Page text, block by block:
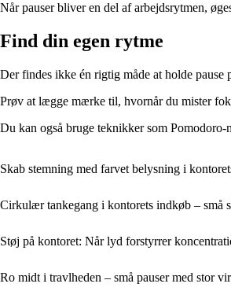
Når pauser bliver en del af arbejdsrytmen,
Find din egen rytme
Der findes ikke én rigtig måde at holde
Prøv at lægge mærke til, hvornår du mister
Du kan også bruge teknikker som
Skab stemning med farvet belysning i
Cirkulær tankegang i kontorets indkøb – små
Støj på kontoret: Når lyd forstyrrer
Ro midt i travlheden – små pauser med stor